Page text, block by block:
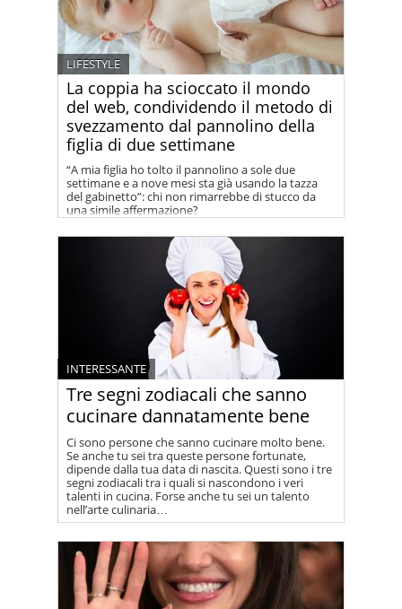
La coppia ha scioccato il mondo
del web, condividendo il metodo di
svezzamento dal pannolino della
figlia di due settimane
LIFESTYLE
“A mia figlia ho tolto il pannolino a sole due
settimane e a nove mesi sta già usando la tazza
del gabinetto”: chi non rimarrebbe di stucco da
una simile affermazione?
Tre segni zodiacali che sanno
cucinare dannatamente bene
INTERESSANTE
Ci sono persone che sanno cucinare molto bene.
Se anche tu sei tra queste persone fortunate,
dipende dalla tua data di nascita. Questi sono i tre
segni zodiacali tra i quali si nascondono i veri
talenti in cucina. Forse anche tu sei un talento
nell’arte culinaria…